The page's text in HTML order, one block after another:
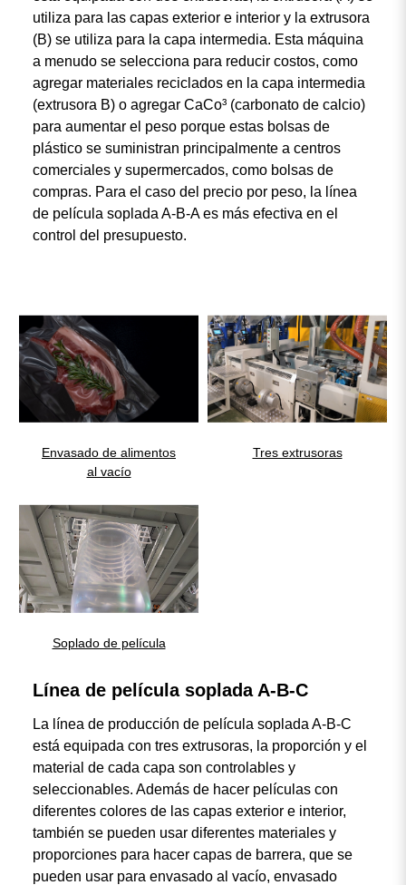
utiliza para las capas exterior e interior y la extrusora
(B) se utiliza para la capa intermedia. Esta máquina
a menudo se selecciona para reducir costos, como
agregar materiales reciclados en la capa intermedia
(extrusora B) o agregar CaCo³ (carbonato de calcio)
para aumentar el peso porque estas bolsas de
plástico se suministran principalmente a centros
comerciales y supermercados, como bolsas de
compras. Para el caso del precio por peso, la línea
de película soplada A-B-A es más efectiva en el
control del presupuesto.
Envasado de alimentos
al vacío
Tres extrusoras
Soplado de película
Línea de película soplada A-B-C
La línea de producción de película soplada A-B-C
está equipada con tres extrusoras, la proporción y el
material de cada capa son controlables y
seleccionables. Además de hacer películas con
diferentes colores de las capas exterior e interior,
también se pueden usar diferentes materiales y
proporciones para hacer capas de barrera, que se
pueden usar para envasado al vacío, envasado